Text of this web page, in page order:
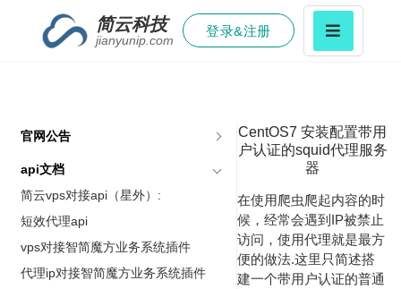
简云科技
jianyunip.com
登录&注册
官网公告
api文档
简云vps对接api（星外）:
短效代理api
vps对接智简魔方业务系统插件
代理ip对接智简魔方业务系统插件
CentOS7 安装配置带用
户认证的squid代理服务
器
在使用爬虫爬起内容的时
候，经常会遇到IP被禁止
访问，使用代理就是最方
便的做法.这里只简述搭
建一个带用户认证的普通